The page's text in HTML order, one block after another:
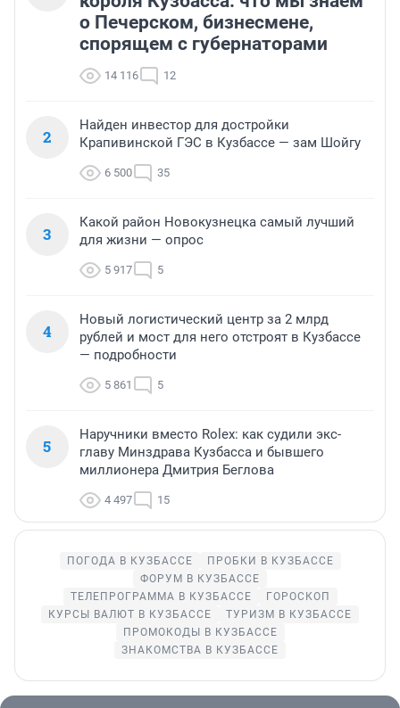
о Печерском, бизнесмене,
спорящем с губернаторами
14 116 12
2
Найден инвестор для достройки
Крапивинской ГЭС в Кузбассе — зам Шойгу
6 500 35
3
Какой район Новокузнецка самый лучший
для жизни — опрос
5 917 5
4
Новый логистический центр за 2 млрд
рублей и мост для него отстроят в Кузбассе
— подробности
5 861 5
5
Наручники вместо Rolex: как судили экс-
главу Минздрава Кузбасса и бывшего
миллионера Дмитрия Беглова
4 497 15
ПОГОДА В КУЗБАССЕ
ПРОБКИ В КУЗБАССЕ
ФОРУМ В КУЗБАССЕ
ТЕЛЕПРОГРАММА В КУЗБАССЕ
ГОРОСКОП
КУРСЫ ВАЛЮТ В КУЗБАССЕ
ТУРИЗМ В КУЗБАССЕ
ПРОМОКОДЫ В КУЗБАССЕ
ЗНАКОМСТВА В КУЗБАССЕ